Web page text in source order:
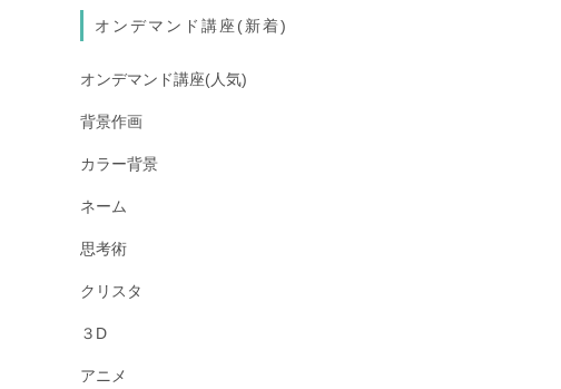
オンデマンド講座(新着)
オンデマンド講座(人気)
背景作画
カラー背景
ネーム
思考術
クリスタ
３D
アニメ